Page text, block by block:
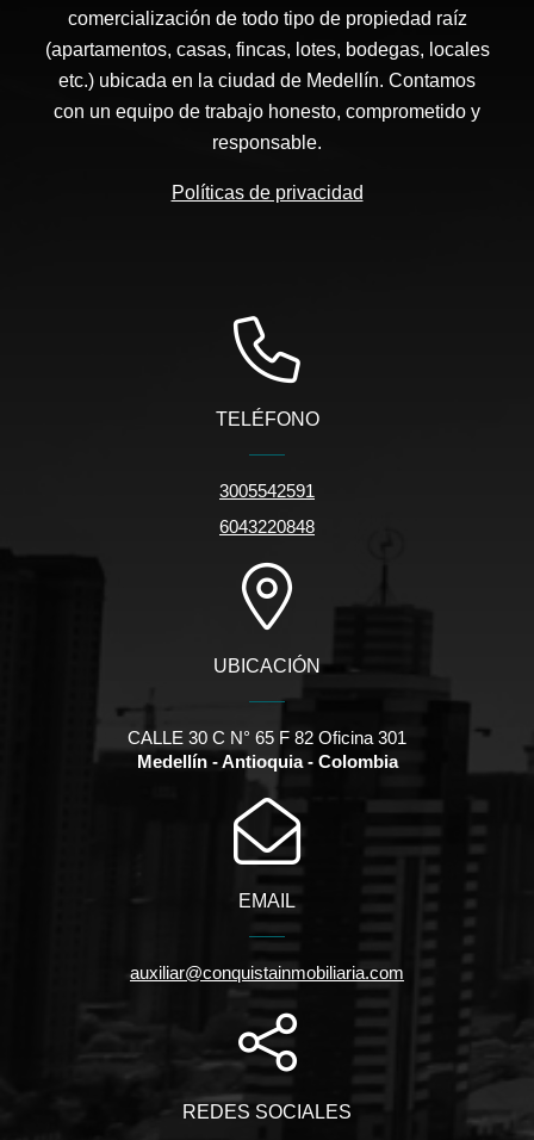
comercialización de todo tipo de propiedad raíz
(apartamentos, casas, fincas, lotes, bodegas, locales
etc.) ubicada en la ciudad de Medellín. Contamos
con un equipo de trabajo honesto, comprometido y
responsable.
Políticas de privacidad
TELÉFONO
3005542591
6043220848
UBICACIÓN
CALLE 30 C N° 65 F 82 Oficina 301
Medellín - Antioquia - Colombia
EMAIL
auxiliar@conquistainmobiliaria.com
REDES SOCIALES